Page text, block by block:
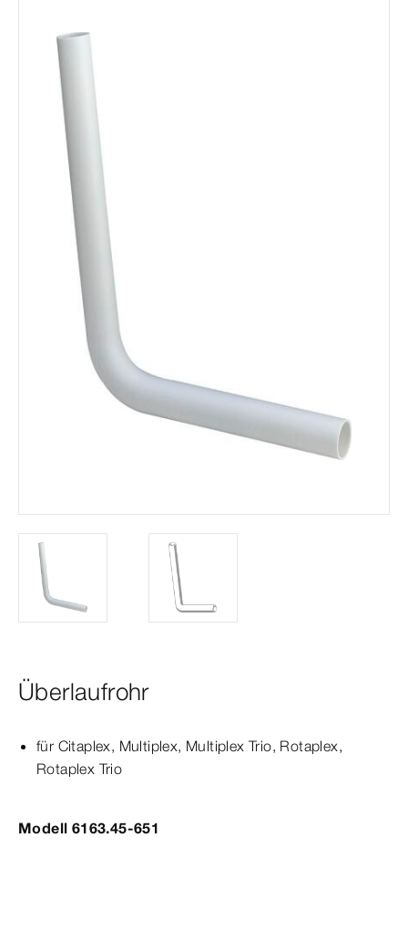
Überlaufrohr
für Citaplex, Multiplex, Multiplex Trio, Rotaplex,
Rotaplex Trio
Modell 6163.45-651